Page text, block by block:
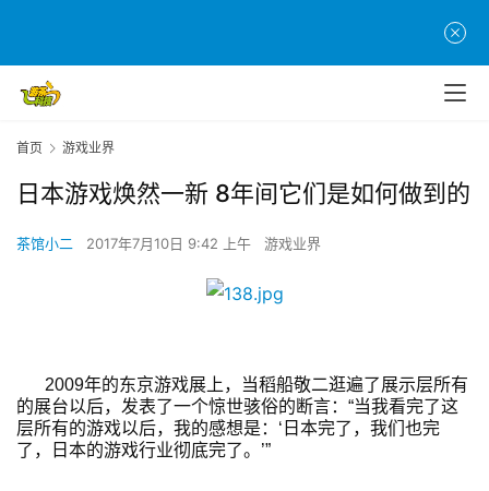
首页 游戏业界
日本游戏焕然一新 8年间它们是如何做到的
茶馆小二 2017年7月10日 9:42 上午 游戏业界
2009年的东京游戏展上，当稻船敬二逛遍了展示层所有
的展台以后，发表了一个惊世骇俗的断言：“当我看完了这
层所有的游戏以后，我的感想是：‘日本完了，我们也完
了，日本的游戏行业彻底完了。’”